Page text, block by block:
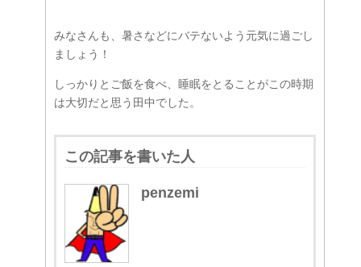
みなさんも、暑さなどにバテないよう元気に過ごし
ましょう！
しっかりとご飯を食べ、睡眠をとることがこの時期
は大切だと思う田中でした。
この記事を書いた人
penzemi